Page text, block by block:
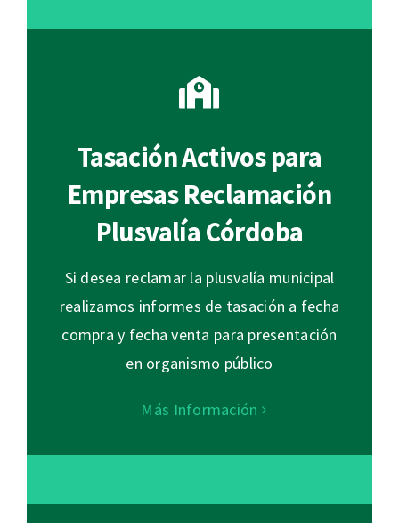
Tasación Activos para
Empresas Reclamación
Plusvalía Córdoba
Si desea reclamar la plusvalía municipal
realizamos informes de tasación a fecha
compra y fecha venta para presentación
en organismo público
Más Información